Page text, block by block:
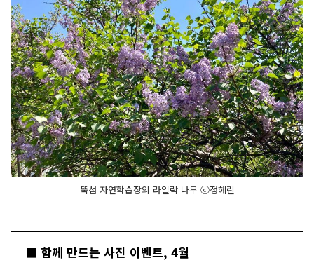
뚝섬 자연학습장의 라일락 나무 ⓒ정혜린
■ 함께 만드는 사진 이벤트, 4월